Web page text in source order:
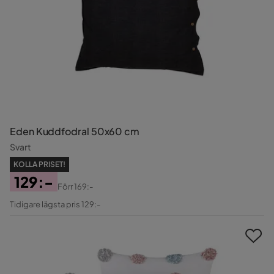
Eden Kuddfodral 50x60 cm
Svart
KOLLA PRISET!
Pris
129:-
Original
Förr169:-
Tidigare lägsta pris 129:-